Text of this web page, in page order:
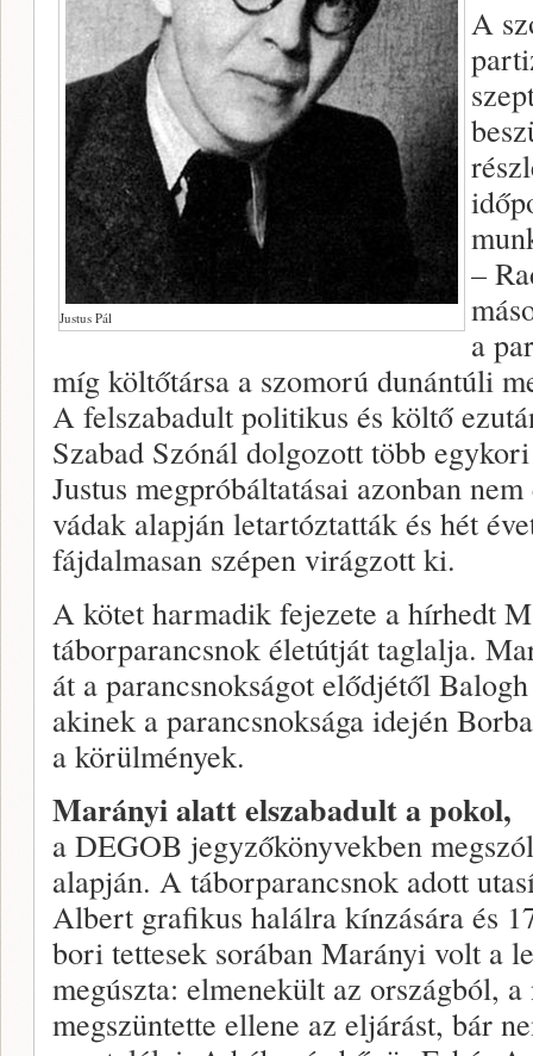
Justus Pál
A
–
a
míg költőtársa a szomorú dunántúli
A felszabadult politikus és költő
Szabad Szónál dolgozott több
Justus megpróbáltatásai azonban
vádak alapján letartóztatták és hét
fájdalmasan szépen virágzott ki.
A kötet harmadik fejezete a hírhedt
táborparancsnok életútját taglalja.
át a parancsnokságot elődjétől
akinek a parancsnoksága idején
a körülmények.
Marányi alatt elszabadult a pokol,
a DEGOB jegyzőkönyvekben
alapján. A táborparancsnok adott
Albert grafikus halálra kínzására és
bori tettesek sorában Marányi volt a
megúszta: elmenekült az országból,
megszüntette ellene az eljárást, bár